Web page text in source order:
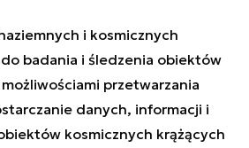
i kosmicznych
badania i śledzenia obiektów
przetwarzania
danych, informacji i
kosmicznych krążących